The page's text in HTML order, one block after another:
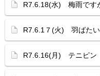
R7.6.18(水) 梅雨です
R7.6.1７(火) 羽ばたい
R7.6.16(月) テニピン